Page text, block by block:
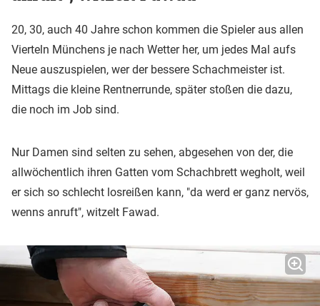
20, 30, auch 40 Jahre schon kommen die Spieler aus allen
Vierteln Münchens je nach Wetter her, um jedes Mal aufs
Neue auszuspielen, wer der bessere Schachmeister ist.
Mittags die kleine Rentnerrunde, später stoßen die dazu,
die noch im Job sind.
Nur Damen sind selten zu sehen, abgesehen von der, die
allwöchentlich ihren Gatten vom Schachbrett wegholt, weil
er sich so schlecht losreißen kann, "da werd er ganz nervös,
wenns anruft", witzelt Fawad.